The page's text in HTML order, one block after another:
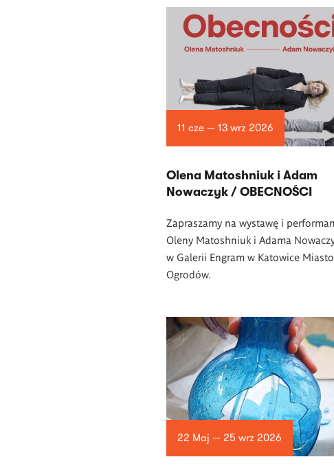
11 cze — 13 wrz 2026
Olena Matoshniuk i Adam
Nowaczyk / OBECNOŚCI
Zapraszamy na wystawę i
Oleny Matoshniuk i Adama
w Galerii Engram w Katowice Miasto
Ogrodów.
22 Maj — 25 wrz 2026